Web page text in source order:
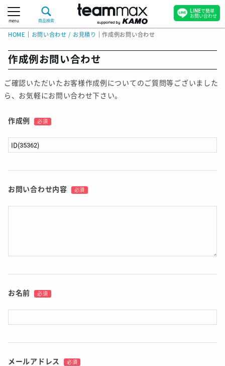
menu 商品検索
HOME お問い合わせ / お見積り ｜作成例お問い合わせ
作成例お問い合わせ
ご確認いただいたお客様作成例についてのご質問等ございました
ら、お気軽にお問い合わせ下さい。
作成例 必須
お問い合わせ内容 必須
お名前 必須
メールアドレス 必須
LINEで簡単
お問い合わせ